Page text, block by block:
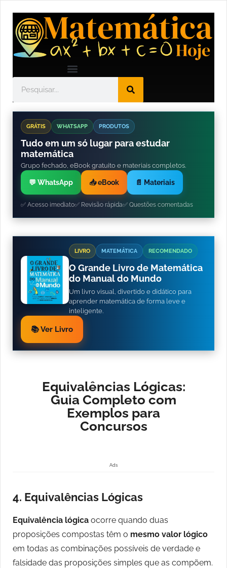
GRÁTIS WHATSAPP PRODUTOS
Tudo em um só lugar para estudar
matemática
Grupo fechado, eBook gratuito e materiais completos.
💬 WhatsApp 📥 eBook 📄 Materiais
✅ Acesso imediato✅ Revisão rápida✅ Questões comentadas
LIVRO MATEMÁTICA RECOMENDADO
O Grande Livro de Matemática
do Manual do Mundo
Um livro visual, divertido e didático para
aprender matemática de forma leve e
inteligente.
📚 Ver Livro
Equivalências Lógicas:
Guia Completo com
Exemplos para
Concursos
Ads
4. Equivalências Lógicas
Equivalência lógica ocorre quando duas
proposições compostas têm o mesmo valor lógico
em todas as combinações possíveis de verdade e
falsidade das proposições simples que as compõem.